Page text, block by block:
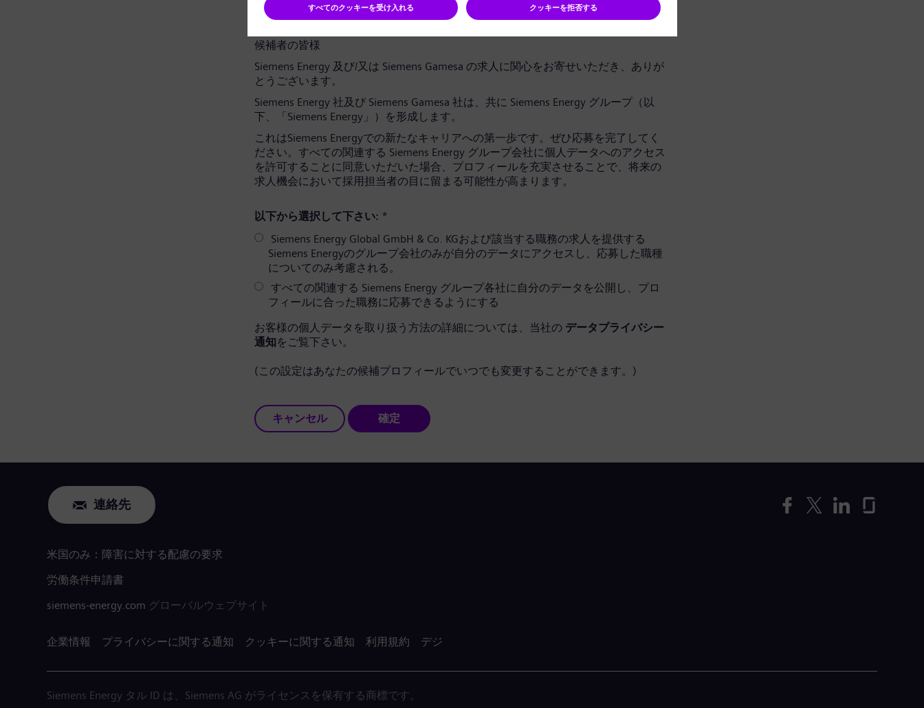
データプライバシー通知
候補者の皆様
Siemens Energy 及び/又は Siemens Gamesa の求人に関心をお寄せいただき、ありが
とうございます。
Siemens Energy 社及び Siemens Gamesa 社は、共に Siemens Energy グループ（以
下、「Siemens Energy」）を形成します。
これはSiemens Energyでの新たなキャリアへの第一歩です。ぜひ応募を完了してく
ださい。すべての関連する Siemens Energy グループ会社に個人データへのアクセス
を許可することに同意いただいた場合、プロフィールを充実させることで、将来の
求人機会において採用担当者の目に留まる可能性が高まります。
以下から選択して下さい: *
Siemens Energy Global GmbH & Co. KGおよび該当する職務の求人を提供する
Siemens Energyのグループ会社のみが自分のデータにアクセスし、応募した職種
についてのみ考慮される。
すべての関連する Siemens Energy グループ各社に自分のデータを公開し、プロ
フィールに合った職務に応募できるようにする
お客様の個人データを取り扱う方法の詳細については、当社の データプライバシー
通知をご覧下さい。
(この設定はあなたの候補プロフィールでいつでも変更することができます。)
キャンセル 確定
連絡先
米国のみ：障害に対する配慮の要求
労働条件申請書
siemens-energy.com グローバルウェブサイト
企業情報 プライバシーに関する通知 クッキーに関する通知 利用規約 デジ
Siemens Energy タル ID は、Siemens AG がライセンスを保有する商標です。